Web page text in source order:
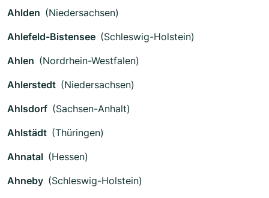
Ahlden (Niedersachsen)
Ahlefeld-Bistensee (Schleswig-Holstein)
Ahlen (Nordrhein-Westfalen)
Ahlerstedt (Niedersachsen)
Ahlsdorf (Sachsen-Anhalt)
Ahlstädt (Thüringen)
Ahnatal (Hessen)
Ahneby (Schleswig-Holstein)